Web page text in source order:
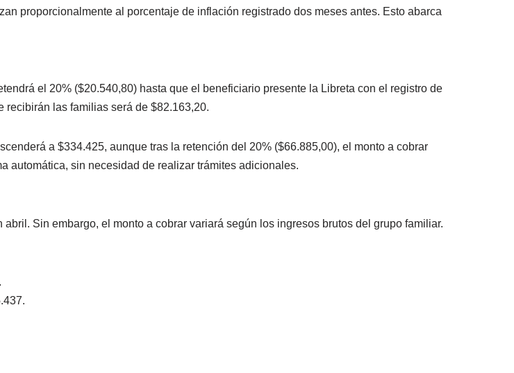
proporcionalmente al porcentaje de inflación registrado dos meses antes. Esto abarca
el 20% ($20.540,80) hasta que el beneficiario presente la Libreta con el registro de
las familias será de $82.163,20.
a $334.425, aunque tras la retención del 20% ($66.885,00), el monto a cobrar
automática, sin necesidad de realizar trámites adicionales.
Sin embargo, el monto a cobrar variará según los ingresos brutos del grupo familiar.